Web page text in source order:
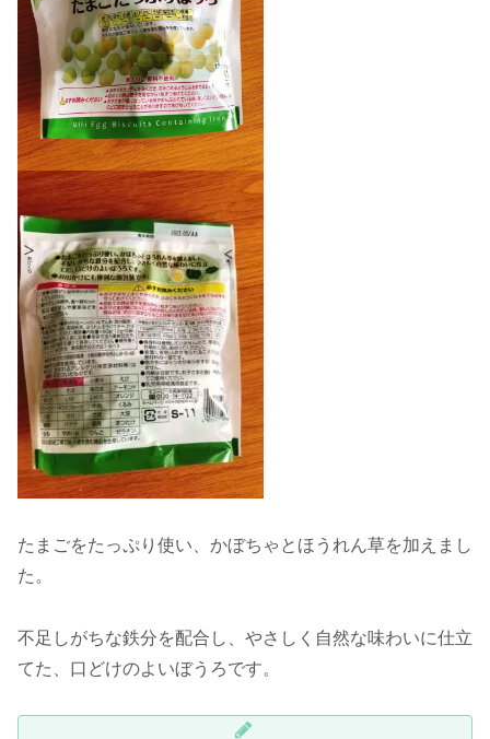
たまごをたっぷり使い、かぼちゃとほうれん草を加えまし
た。
不足しがちな鉄分を配合し、やさしく自然な味わいに仕立
てた、口どけのよいぼうろです。